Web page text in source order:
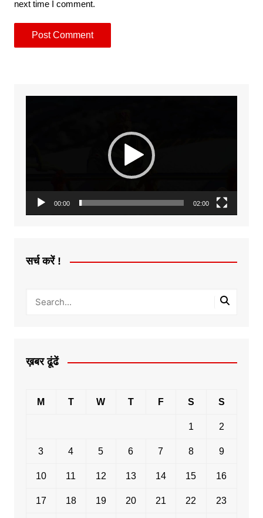
next time I comment.
00:00 02:00
सर्च करें !
ख़बर ढूंढें
M T W T F S S
1 2
3 4 5 6 7 8 9
10 11 12 13 14 15 16
17 18 19 20 21 22 23